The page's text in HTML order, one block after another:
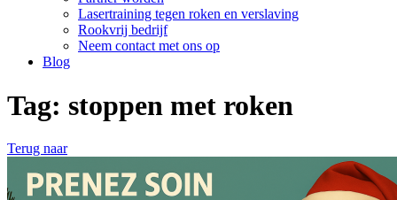
Lasertraining tegen roken en verslaving
Rookvrij bedrijf
Neem contact met ons op
Blog
Tag: stoppen met roken
Terug naar